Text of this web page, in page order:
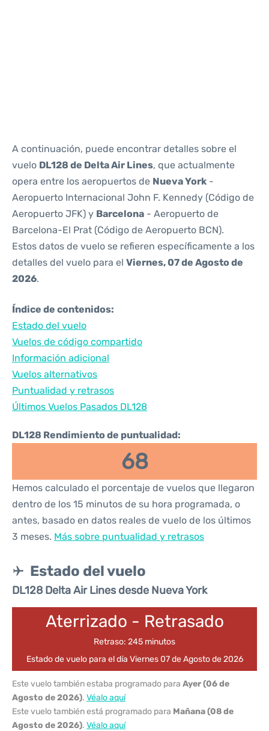
A continuación, puede encontrar detalles sobre el
vuelo DL128 de Delta Air Lines, que actualmente
opera entre los aeropuertos de Nueva York -
Aeropuerto Internacional John F. Kennedy (Código de
Aeropuerto JFK) y Barcelona - Aeropuerto de
Barcelona-El Prat (Código de Aeropuerto BCN).
Estos datos de vuelo se refieren específicamente a los
detalles del vuelo para el Viernes, 07 de Agosto de
2026.
Índice de contenidos:
Estado del vuelo
Vuelos de código compartido
Información adicional
Vuelos alternativos
Puntualidad y retrasos
Últimos Vuelos Pasados DL128
DL128 Rendimiento de puntualidad:
68
Hemos calculado el porcentaje de vuelos que llegaron
dentro de los 15 minutos de su hora programada, o
antes, basado en datos reales de vuelo de los últimos
3 meses. Más sobre puntualidad y retrasos
Estado del vuelo
DL128 Delta Air Lines desde Nueva York
Aterrizado - Retrasado
Retraso: 245 minutos
Estado de vuelo para el día Viernes 07 de Agosto de 2026
Este vuelo también estaba programado para Ayer (06 de
Agosto de 2026). Véalo aquí
Este vuelo también está programado para Mañana (08 de
Agosto de 2026). Véalo aquí